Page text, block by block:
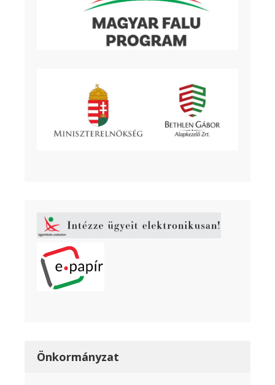
Önkormányzat